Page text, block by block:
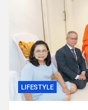
LIFESTYLE